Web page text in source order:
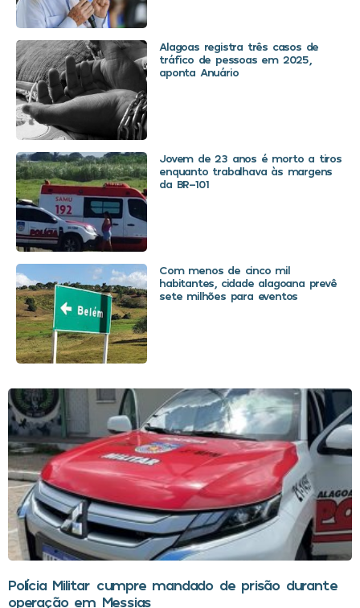
Alagoas registra três casos de
tráfico de pessoas em 2025,
aponta Anuário
Jovem de 23 anos é morto a tiros
enquanto trabalhava às margens
da BR-101
Com menos de cinco mil
habitantes, cidade alagoana prevê
sete milhões para eventos
Polícia Militar cumpre mandado de prisão durante
operação em Messias